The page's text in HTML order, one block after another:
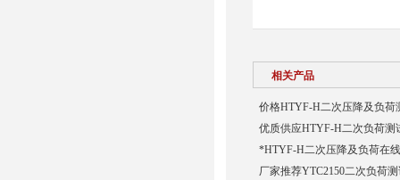
相关产品
价格HTYF-H二次压降及负荷
优质供应HTYF-H二次负荷测
*HTYF-H二次压降及负荷在
厂家推荐YTC2150二次负荷